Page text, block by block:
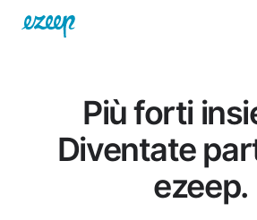
Più forti
Diventate
ezeep.